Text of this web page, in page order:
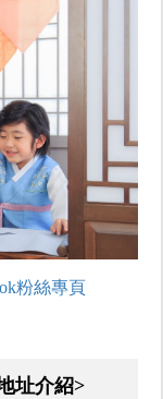
粉絲專頁
址介紹>